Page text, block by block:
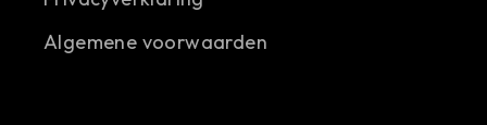
Algemene voorwaarden